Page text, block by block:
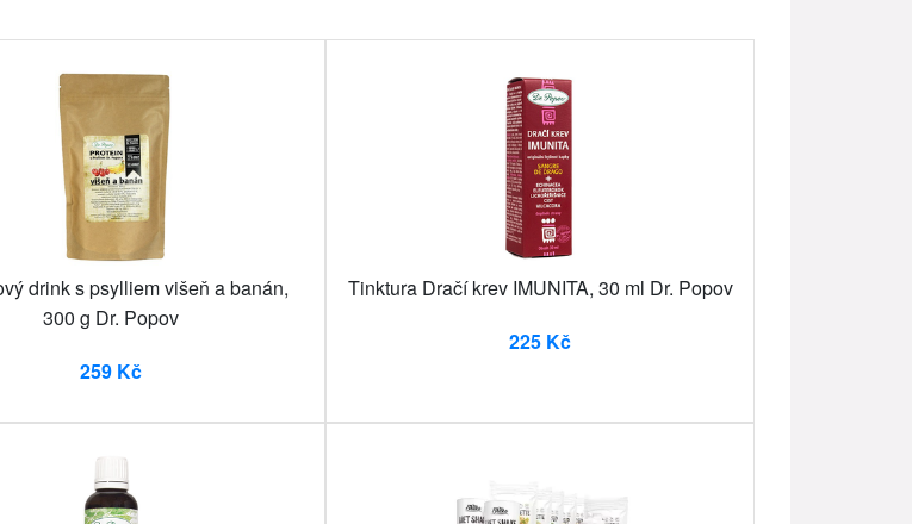
drink s psylliem višeň a banán,
300 g Dr. Popov
259 Kč
Tinktura Dračí krev IMUNITA, 30 ml Dr. Popov
225 Kč